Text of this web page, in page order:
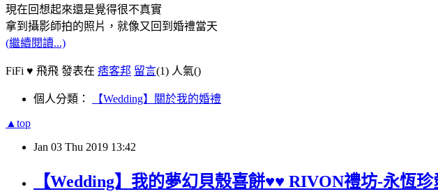
現在回想起來還是覺得很不真實
拿到攝影師拍的照片，就像又回到婚禮當天
(繼續閱讀...)
FiFi ♥ 飛飛 發表在 痞客邦 留言(1) 人氣()
個人分類： 【Wedding】關於我的婚禮
▲top
Jan 03 Thu 2019 13:42
【Wedding】我的夢幻貝殼喜餅♥♥ RIVON禮坊-永恆珍